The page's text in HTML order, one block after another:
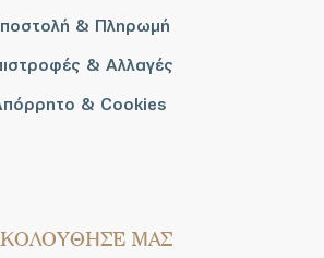
& Πληρωμή
& Αλλαγές
& Cookies
ΜΑΣ